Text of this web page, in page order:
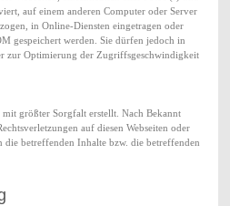
auf einem anderen Computer oder Server
in Online-Diensten eingetragen oder
gespeichert werden. Sie dürfen jedoch in
zur Optimierung der Zugriffsgeschwindigkeit
größter Sorgfalt erstellt. Nach Bekannt
auf diesen Webseiten oder
die betreffenden Inhalte bzw. die betreffenden